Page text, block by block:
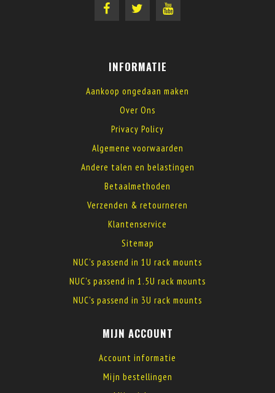
INFORMATIE
Aankoop ongedaan maken
Over Ons
Privacy Policy
Algemene voorwaarden
Andere talen en belastingen
Betaalmethoden
Verzenden & retourneren
Klantenservice
Sitemap
NUC's passend in 1U rack mounts
NUC's passend in 1.5U rack mounts
NUC's passend in 3U rack mounts
MIJN ACCOUNT
Account informatie
Mijn bestellingen